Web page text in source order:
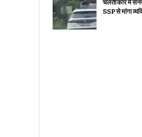
चलती कार में
SSP से मांगा